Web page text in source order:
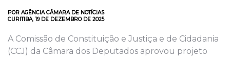
POR AGÊNCIA CÂMARA DE NOTÍCIAS
CURITIBA, 19 DE DEZEMBRO DE 2025
A Comissão de Constituição e Justiça e de Cidadania
(CCJ) da Câmara dos Deputados aprovou projeto